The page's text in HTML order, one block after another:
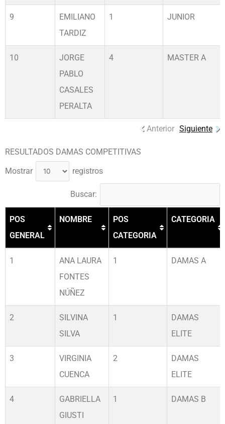
9
EMILIANO
TARDIZ
1 JUNIOR
10
JORGE
PABLO
CASALES
PERALTA
4 MASTER A
Anterior Siguiente
RESULTADOS DAMAS COMPETITIVAS
Mostrar registros
Buscar:
POS
GENERAL
NOMBRE
POS
CATEGORIA
CATEGORIA
POS
NOMBRE
POS
CATEGORIA
1
ANA LAURA
FONTES
NÚÑEZ
1 DAMAS A
2
SILVINA
SILVA
1
DAMAS
ELITE
3
VIRGINIA
CUENCA
2
DAMAS
ELITE
4
GABRIELLA
GIUSTI
1 DAMAS B